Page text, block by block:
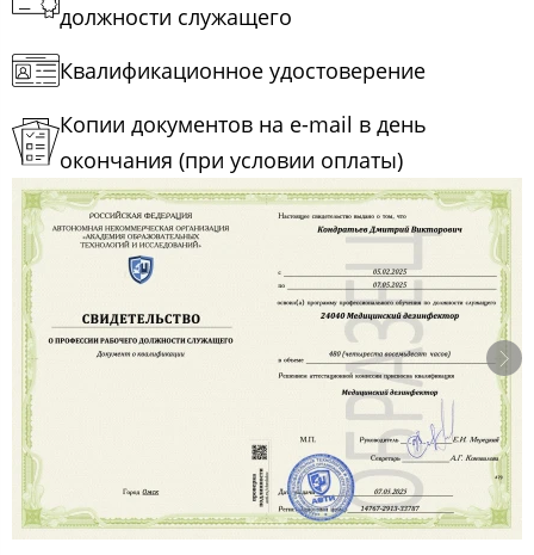
должности служащего
Квалификационное удостоверение
Копии документов на e-mail в день
окончания (при условии оплаты)